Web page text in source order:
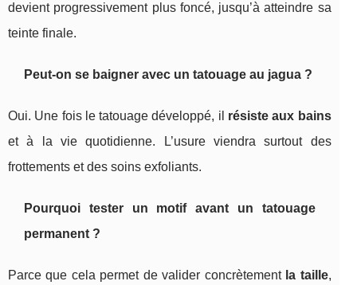
devient progressivement plus foncé, jusqu’à atteindre sa
teinte finale.
Peut-on se baigner avec un tatouage au jagua ?
Oui. Une fois le tatouage développé, il résiste aux bains
et à la vie quotidienne. L’usure viendra surtout des
frottements et des soins exfoliants.
Pourquoi tester un motif avant un tatouage
permanent ?
Parce que cela permet de valider concrètement la taille,